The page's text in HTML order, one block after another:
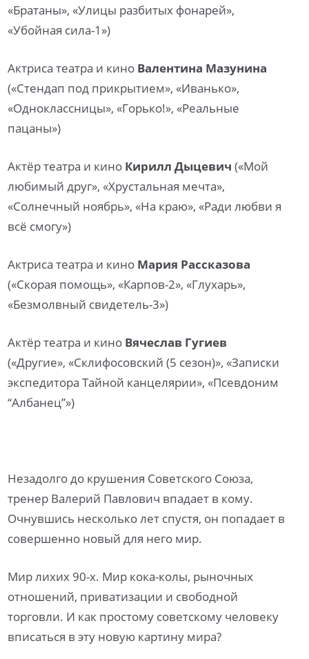
«Братаны», «Улицы разбитых фонарей»,
«Убойная сила-1»)
Актриса театра и кино Валентина Мазунина
(«Стендап под прикрытием», «Иванько»,
«Одноклассницы», «Горько!», «Реальные
пацаны»)
Актёр театра и кино Кирилл Дыцевич («Мой
любимый друг», «Хрустальная мечта»,
«Солнечный ноябрь», «На краю», «Ради любви я
всё смогу»)
Актриса театра и кино Мария Рассказова
(«Скорая помощь», «Карпов-2», «Глухарь»,
«Безмолвный свидетель-3»)
Актёр театра и кино Вячеслав Гугиев
(«Другие», «Склифосовский (5 сезон)», «Записки
экспедитора Тайной канцелярии», «Псевдоним
“Албанец”»)
Незадолго до крушения Советского Союза,
тренер Валерий Павлович впадает в кому.
Очнувшись несколько лет спустя, он попадает в
совершенно новый для него мир.
Мир лихих 90-х. Мир кока-колы, рыночных
отношений, приватизации и свободной
торговли. И как простому советскому человеку
вписаться в эту новую картину мира?